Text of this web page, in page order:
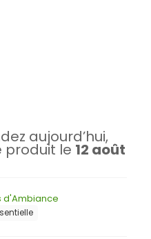
aujourd’hui,
produit le 12 août
d'Ambiance